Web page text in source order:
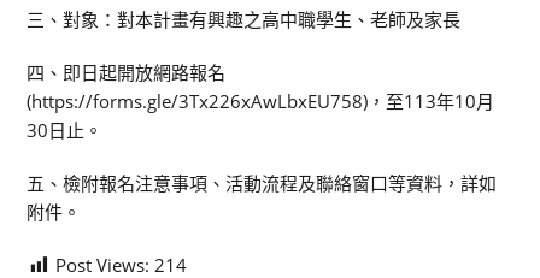
三、對象：對本計畫有興趣之高中職學生、老師及家長
四、即日起開放網路報名
(https://forms.gle/3Tx226xAwLbxEU758)，至113年10月
30日止。
五、檢附報名注意事項、活動流程及聯絡窗口等資料，詳如
附件。
Post Views: 214